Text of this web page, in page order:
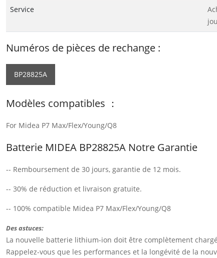
Service
Numéros de pièces de rechange :
BP28825A
Modèles compatibles ：
For Midea P7 Max/Flex/Young/Q8
Batterie MIDEA BP28825A Notre Garantie
-- Remboursement de 30 jours, garantie de 12 mois.
-- 30% de réduction et livraison gratuite.
-- 100% compatible Midea P7 Max/Flex/Young/Q8
Des astuces:
La nouvelle batterie lithium-ion doit être complètement
Rappelez-vous que les performances et la longévité de la